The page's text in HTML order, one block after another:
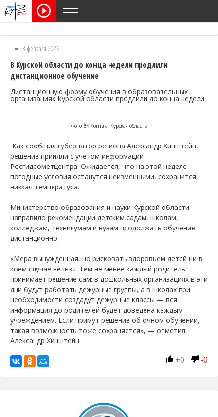
3 февраля 2026
В Курской области до конца недели продлили
дистанционное обучение
Дистанционную форму обучения в образовательных
организациях Курской области продлили до конца недели.
Фото ВК Контакт Курская область
Как сообщил губернатор региона Александр Хинштейн,
решение приняли с учетом информации
Росгидрометцентра. Ожидается, что на этой неделе
погодные условия останутся неизменными, сохранится
низкая температура.
Министерство образования и науки Курской области
направило рекомендации детским садам, школам,
колледжам, техникумам и вузам продолжать обучение
дистанционно.
«Мера вынужденная, но рисковать здоровьем детей ни в
коем случае нельзя. Тем не менее каждый родитель
принимает решение сам: в дошкольных организациях в эти
дни будут работать дежурные группы, а в школах при
необходимости создадут дежурные классы — вся
информация до родителей будет доведена каждым
учреждением. Если примут решение об очном обучении,
такая возможность тоже сохраняется», — отметил
Александр Хинштейн.
+0 -0